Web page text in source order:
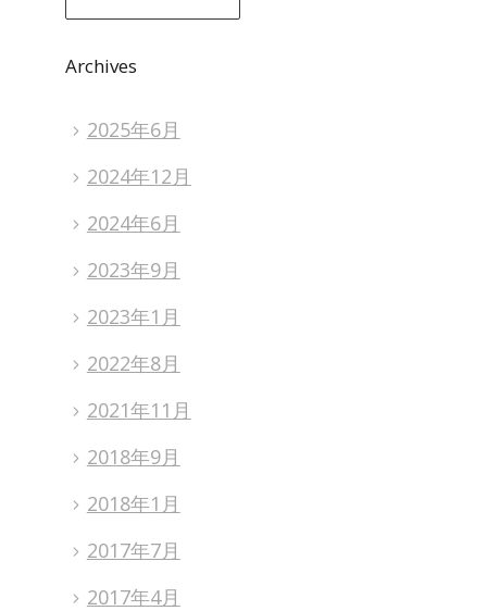
Archives
2025年6月
2024年12月
2024年6月
2023年9月
2023年1月
2022年8月
2021年11月
2018年9月
2018年1月
2017年7月
2017年4月